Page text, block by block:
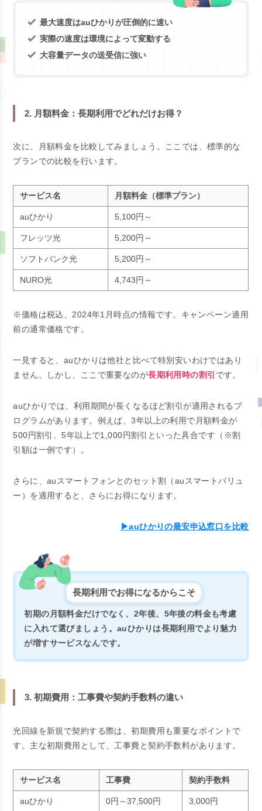
最大速度はauひかりが圧倒的に速い
実際の速度は環境によって変動する
大容量データの送受信に強い
2. 月額料金：長期利用でどれだけお得？
次に、月額料金を比較してみましょう。ここでは、標準的な
プランでの比較を行います。
サービス名 月額料金（標準プラン）
auひかり 5,100円～
フレッツ光 5,200円～
ソフトバンク光 5,200円～
NURO光 4,743円～
※価格は税込、2024年1月時点の情報です。キャンペーン適用
前の通常価格です。
一見すると、auひかりは他社と比べて特別安いわけではあり
ません。しかし、ここで重要なのが長期利用時の割引 です。
auひかりでは、利用期間が長くなるほど割引が適用されるプ
ログラムがあります。例えば、3年以上の利用で月額料金が
500円割引、5年以上で1,000円割引といった具合です（※割
引額は一例です）。
さらに、auスマートフォンとのセット割（auスマートバリュ
ー）を適用すると、さらにお得になります。
▶auひかりの最安申込窓口を比較
長期利用でお得になるからこそ
初期の月額料金だけでなく、2年後、5年後の料金も考慮
に入れて選びましょう。auひかりは長期利用でより魅力
が増すサービスなんです。
3. 初期費用：工事費や契約手数料の違い
光回線を新規で契約する際は、初期費用も重要なポイントで
す。主な初期費用として、工事費と契約手数料があります。
サービス名 工事費 契約手数料
auひかり 0円～37,500円 3,000円